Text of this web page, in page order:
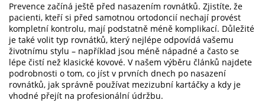
Prevence začíná ještě před nasazením rovnátků. Zjistíte, že
pacienti, kteří si před samotnou ortodoncií nechají provést
kompletní kontrolu, mají podstatně méně komplikací. Důležité
je také volit typ rovnátků, který nejlépe odpovídá vašemu
životnímu stylu – například jsou méně nápadné a často se
lépe čistí než klasické kovové. V našem výběru článků najdete
podrobnosti o tom, co jíst v prvních dnech po nasazení
rovnátků, jak správně používat mezizubní kartáčky a kdy je
vhodné přejít na profesionální údržbu.